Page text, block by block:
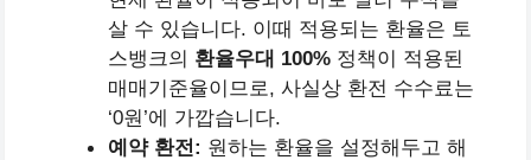
살 수 있습니다. 이때 적용되는 환율은 토
스뱅크의 환율우대 100% 정책이 적용된
매매기준율이므로, 사실상 환전 수수료는
‘0원’에 가깝습니다.
예약 환전: 원하는 환율을 설정해두고 해